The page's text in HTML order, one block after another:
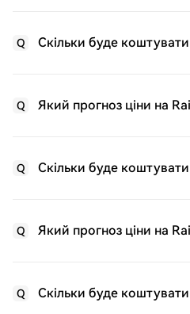
Q Скільки буде
Q Який прогноз ціни на
Q Скільки буде
Q Який прогноз ціни на
Q Скільки буде